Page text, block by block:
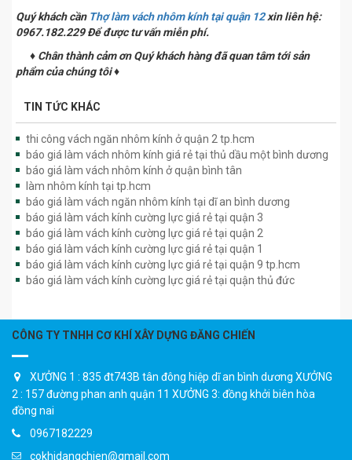
Quý khách cần Thợ làm vách nhôm kính tại quận 12xin liên hệ:
0967.182.229 Để được tư vấn miễn phí.
♦ Chân thành cảm ơn Quý khách hàng đã quan tâm tới sản
phẩm của chúng tôi ♦
TIN TỨC KHÁC
thi công vách ngăn nhôm kính ở quận 2 tp.hcm
báo giá làm vách nhôm kính giá rẻ tại thủ dầu một bình dương
báo giá làm vách nhôm kính ở quận bình tân
làm nhôm kính tại tp.hcm
báo giá làm vách ngăn nhôm kính tại dĩ an bình dương
báo giá làm vách kính cường lực giá rẻ tại quận 3
báo giá làm vách kính cường lực giá rẻ tại quận 2
báo giá làm vách kính cường lực giá rẻ tại quận 1
báo giá làm vách kính cường lực giá rẻ tại quận 9 tp.hcm
báo giá làm vách kính cường lực giá rẻ tại quận thủ đức
CÔNG TY TNHH CƠ KHÍ XÂY DỰNG ĐĂNG CHIẾN
XƯỞNG 1 : 835 đt743B tân đông hiệp dĩ an bình dương XƯỞNG
2 : 157 đường phan anh quận 11 XƯỞNG 3: đồng khởi biên hòa
đồng nai
0967182229
cokhidangchien@gmail.com